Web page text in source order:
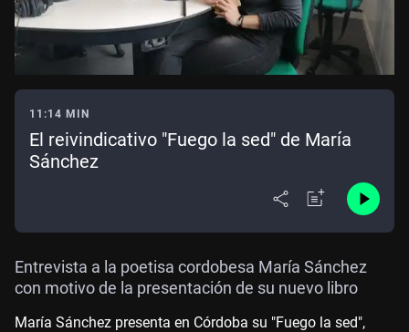
11:14 MIN
El reivindicativo "Fuego la sed" de María
Sánchez
Entrevista a la poetisa cordobesa María Sánchez
con motivo de la presentación de su nuevo libro
María Sánchez presenta en Córdoba su "Fuego la sed",